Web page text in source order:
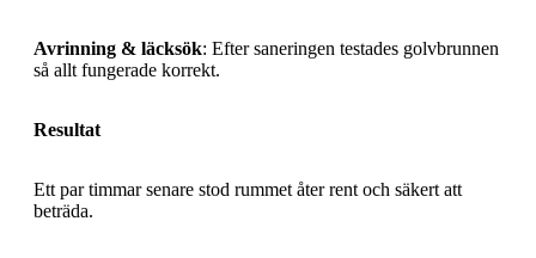
Avrinning & läcksök: Efter saneringen testades golvbrunnen
så allt fungerade korrekt.
Resultat
Ett par timmar senare stod rummet åter rent och säkert att
beträda.